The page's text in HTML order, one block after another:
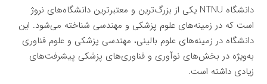
دانشگاه NTNU یکی از بزرگ‌ترین و معتبرترین دانشگاه‌های نروژ
است که در زمینه‌های علوم پزشکی و مهندسی شناخته می‌شود. این
دانشگاه در زمینه‌های علوم بالینی، مهندسی پزشکی و علوم فناوری
به‌ویژه در بخش‌های نوآوری و فناوری‌های پزشکی پیشرفت‌های
زیادی داشته است.